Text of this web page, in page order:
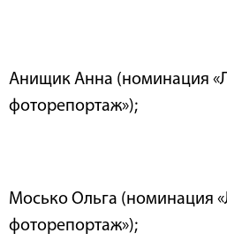
Анищик Анна (номинация
фоторепортаж»);
Мосько Ольга (номинация
фоторепортаж»);